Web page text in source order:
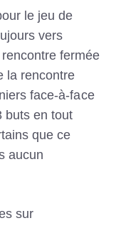
le jeu de
vers
rencontre fermée
la rencontre
face-à-face
buts en tout
que ce
aucun
sur